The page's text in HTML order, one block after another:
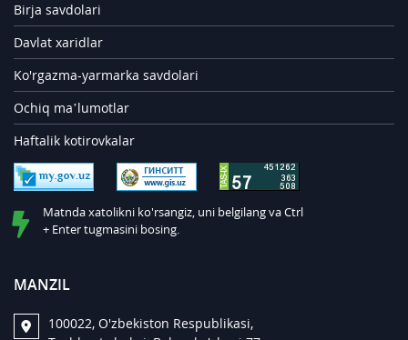
Birja savdolari
Davlat xaridlar
Ko'rgazma-yarmarka savdolari
Ochiq ma’lumotlar
Haftalik kotirovkalar
Matnda xatolikni ko'rsangiz, uni belgilang va Ctrl
+ Enter tugmasini bosing.
MANZIL
100022, O'zbekiston Respublikasi,